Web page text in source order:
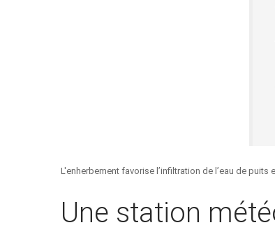
L'enherbement favorise l’infiltration de l’eau de
Une station